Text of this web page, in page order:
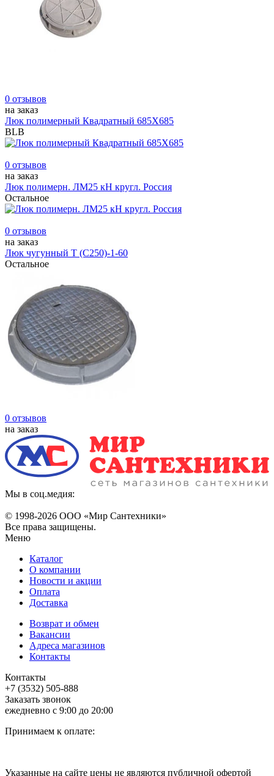
0 отзывов
на заказ
Люк полимерный Квадратный 685Х685
BLB
0 отзывов
на заказ
Люк полимерн. ЛМ25 кН кругл. Россия
Остальное
0 отзывов
на заказ
Люк чугунный Т (С250)-1-60
Остальное
0 отзывов
на заказ
Мы в соц.медия:
© 1998-2026 ООО «Мир Сантехники»
Все права защищены.
Меню
Каталог
О компании
Новости и акции
Оплата
Доставка
Возврат и обмен
Вакансии
Адреса магазинов
Контакты
Контакты
+7 (3532) 505-888
Заказать звонок
ежедневно с 9:00 до 20:00
Принимаем к оплате:
Указанные на сайте цены не являются публичной офертой